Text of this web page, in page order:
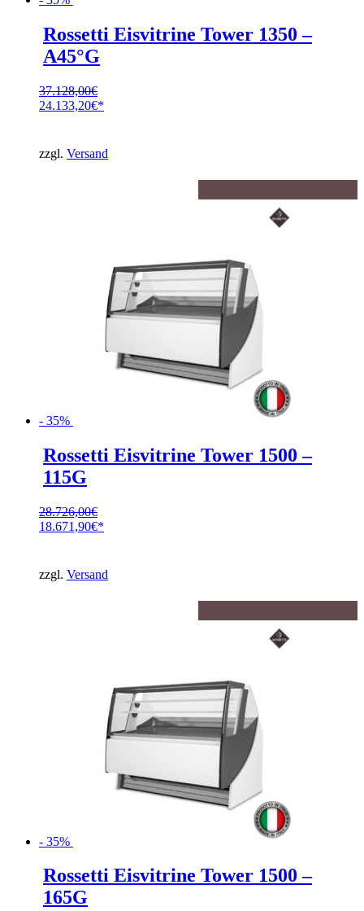
Rossetti Eisvitrine Tower 1350 –
A45°G
37.128,00€
Ursprünglicher
37.128,00€
24.133,20€
ist:
24.133,20€.
zzgl. Versand
- 35%
Rossetti Eisvitrine Tower 1500 –
115G
28.726,00€
Ursprünglicher
28.726,00€
18.671,90€
ist:
18.671,90€.
zzgl. Versand
- 35%
Rossetti Eisvitrine Tower 1500 –
165G